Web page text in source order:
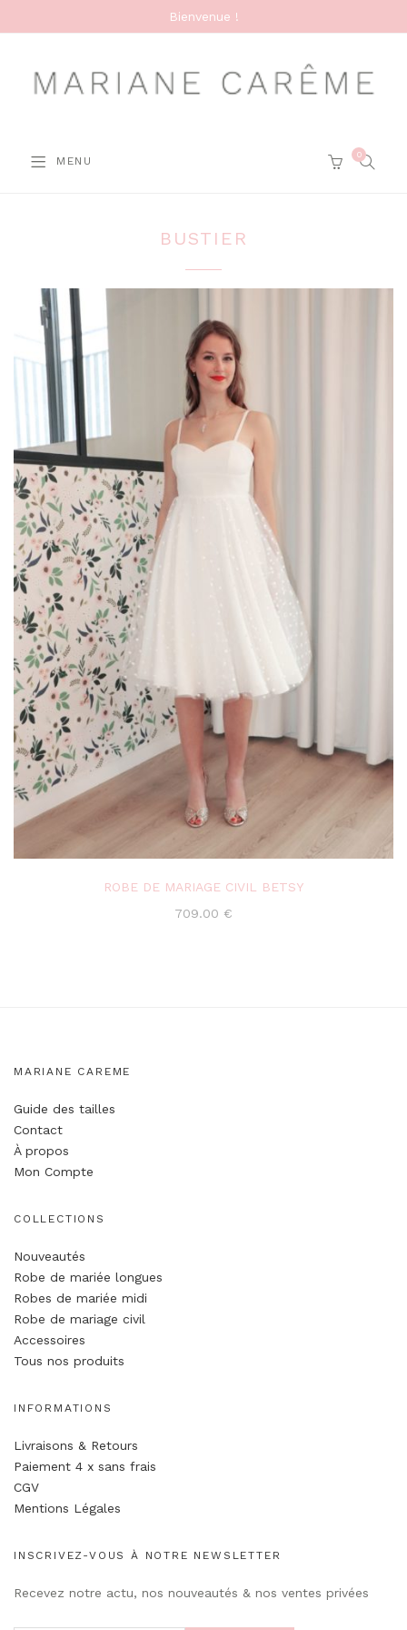
Bienvenue !
MENU
0
BUSTIER
ROBE DE MARIAGE CIVIL BETSY
709.00 €
MARIANE CAREME
Guide des tailles
Contact
À propos
Mon Compte
COLLECTIONS
Nouveautés
Robe de mariée longues
Robes de mariée midi
Robe de mariage civil
Accessoires
Tous nos produits
INFORMATIONS
Livraisons & Retours
Paiement 4 x sans frais
CGV
Mentions Légales
INSCRIVEZ-VOUS À NOTRE NEWSLETTER
Recevez notre actu, nos nouveautés & nos ventes privées